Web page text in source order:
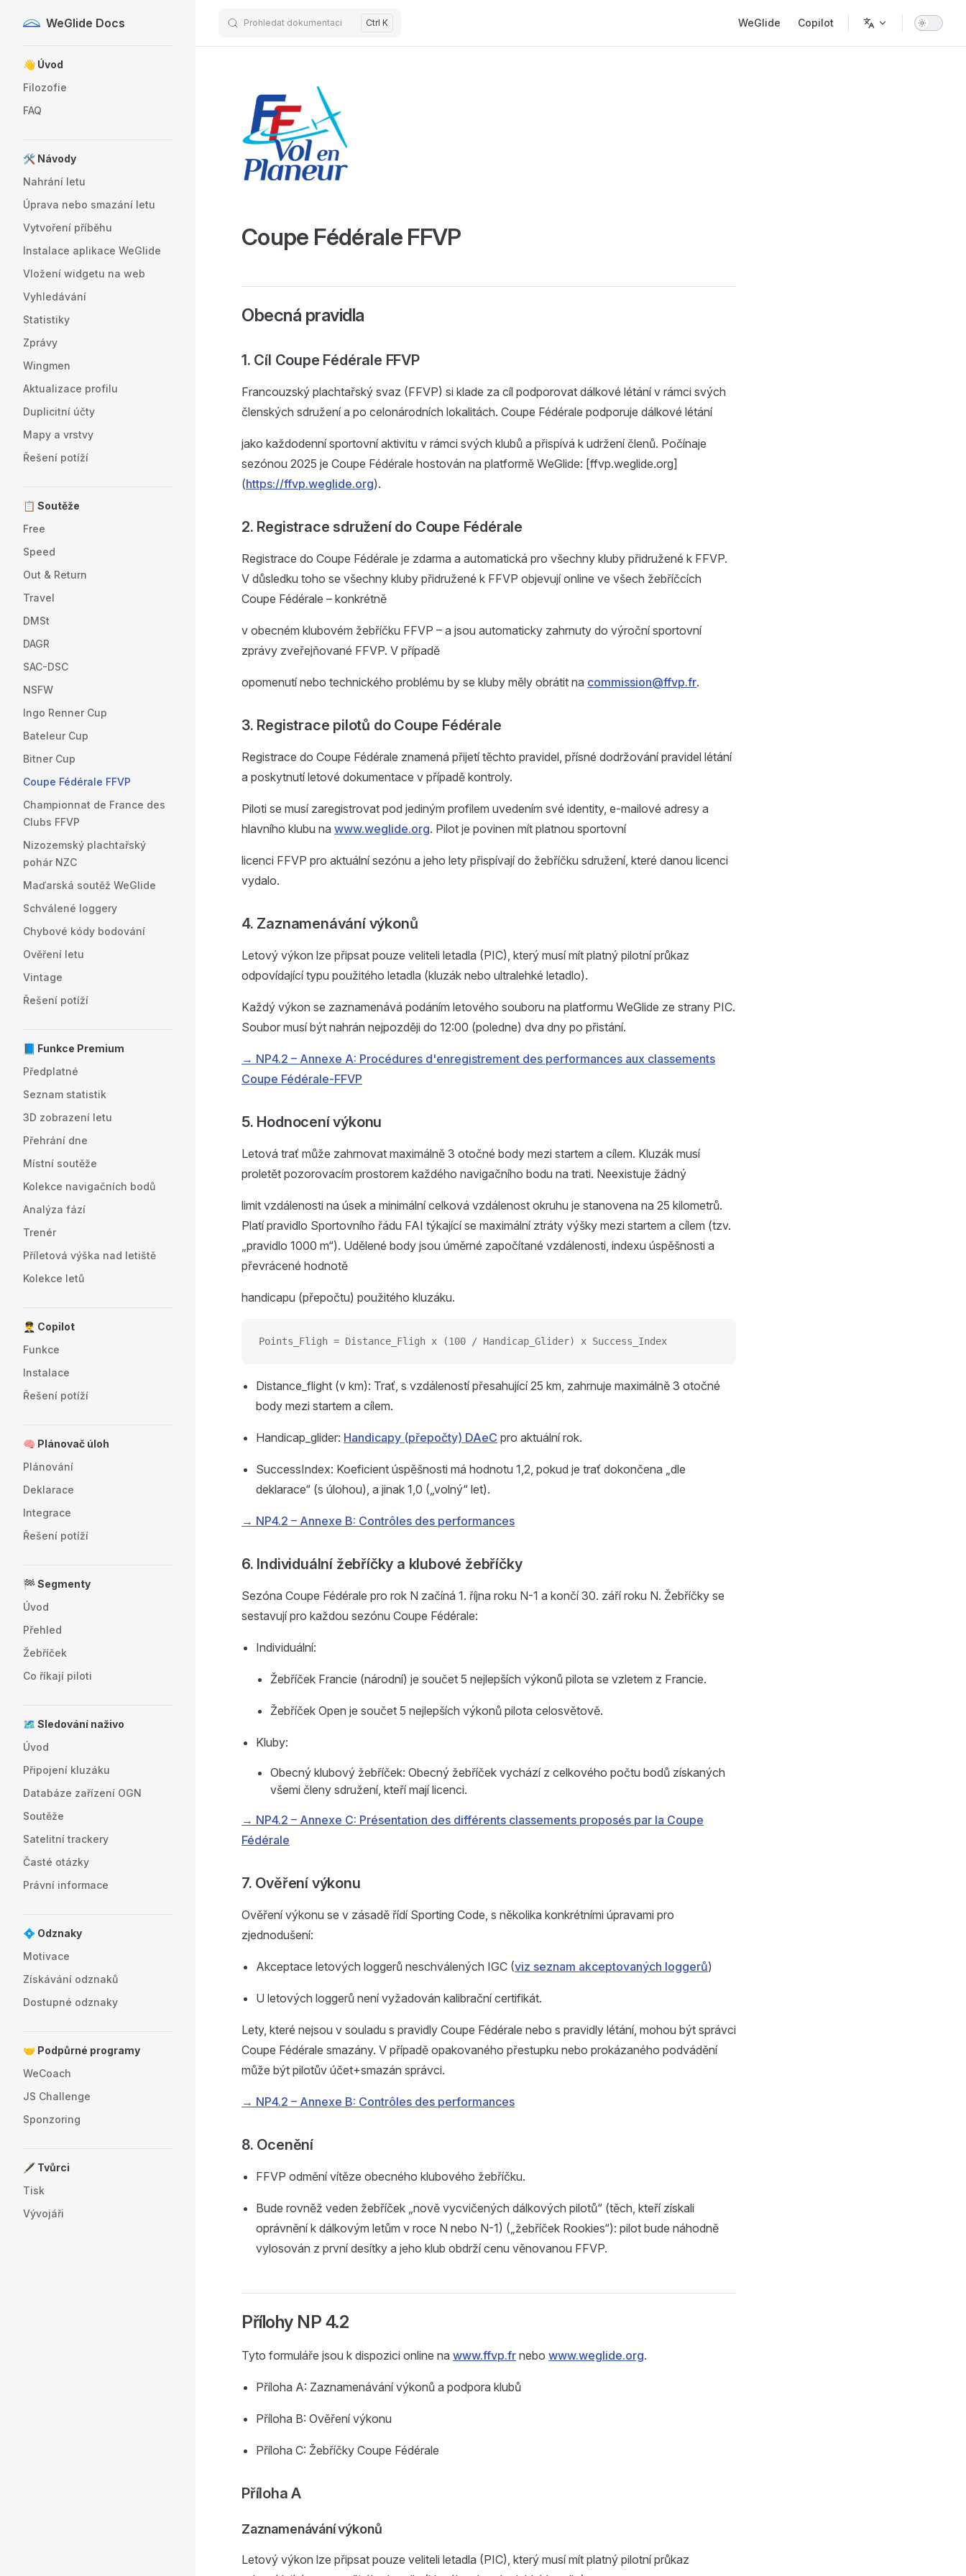
Skip to content
WeGlide Docs Prohledat dokumentaci Ctrl K WeGlide Copilot
Sidebar Navigation
👋 Úvod
Filozofie
FAQ
🛠️ Návody
Nahrání letu
Úprava nebo smazání letu
Vytvoření příběhu
Instalace aplikace WeGlide
Vložení widgetu na web
Vyhledávání
Statistiky
Zprávy
Wingmen
Aktualizace profilu
Duplicitní účty
Mapy a vrstvy
Řešení potíží
📋 Soutěže
Free
Speed
Out & Return
Travel
DMSt
DAGR
SAC-DSC
NSFW
Ingo Renner Cup
Bateleur Cup
Bitner Cup
Coupe Fédérale FFVP
Championnat de France des
Clubs FFVP
Nizozemský plachtařský
pohár NZC
Maďarská soutěž WeGlide
Schválené loggery
Chybové kódy bodování
Ověření letu
Vintage
Řešení potíží
📘 Funkce Premium
Předplatné
Seznam statistik
3D zobrazení letu
Přehrání dne
Místní soutěže
Kolekce navigačních bodů
Analýza fází
Trenér
Příletová výška nad letiště
Kolekce letů
👨‍✈️ Copilot
Funkce
Instalace
Řešení potíží
🧠 Plánovač úloh
Plánování
Deklarace
Integrace
Řešení potíží
🏁 Segmenty
Úvod
Přehled
Žebříček
Co říkají piloti
🗺️ Sledování naživo
Úvod
Připojení kluzáku
Databáze zařízení OGN
Soutěže
Satelitní trackery
Časté otázky
Právní informace
💠 Odznaky
Motivace
Získávání odznaků
Dostupné odznaky
🤝 Podpůrné programy
WeCoach
JS Challenge
Sponzoring
🖋️ Tvůrci
Tisk
Vývojáři
Coupe Fédérale FFVP
Obecná pravidla
1. Cíl Coupe Fédérale FFVP
Francouzský plachtařský svaz (FFVP) si klade za cíl podporovat dálkové létání v rámci svých
členských sdružení a po celonárodních lokalitách. Coupe Fédérale podporuje dálkové létání
jako každodenní sportovní aktivitu v rámci svých klubů a přispívá k udržení členů. Počínaje
sezónou 2025 je Coupe Fédérale hostován na platformě WeGlide: [ffvp.weglide.org]
(https://ffvp.weglide.org).
2. Registrace sdružení do Coupe Fédérale
Registrace do Coupe Fédérale je zdarma a automatická pro všechny kluby přidružené k FFVP.
V důsledku toho se všechny kluby přidružené k FFVP objevují online ve všech žebříčcích
Coupe Fédérale – konkrétně
v obecném klubovém žebříčku FFVP – a jsou automaticky zahrnuty do výroční sportovní
zprávy zveřejňované FFVP. V případě
opomenutí nebo technického problému by se kluby měly obrátit na commission@ffvp.fr.
3. Registrace pilotů do Coupe Fédérale
Registrace do Coupe Fédérale znamená přijetí těchto pravidel, přísné dodržování pravidel létání
a poskytnutí letové dokumentace v případě kontroly.
Piloti se musí zaregistrovat pod jediným profilem uvedením své identity, e-mailové adresy a
hlavního klubu na www.weglide.org. Pilot je povinen mít platnou sportovní
licenci FFVP pro aktuální sezónu a jeho lety přispívají do žebříčku sdružení, které danou licenci
vydalo.
4. Zaznamenávání výkonů
Letový výkon lze připsat pouze veliteli letadla (PIC), který musí mít platný pilotní průkaz
odpovídající typu použitého letadla (kluzák nebo ultralehké letadlo).
Každý výkon se zaznamenává podáním letového souboru na platformu WeGlide ze strany PIC.
Soubor musí být nahrán nejpozději do 12:00 (poledne) dva dny po přistání.
→ NP4.2 – Annexe A: Procédures d'enregistrement des performances aux classements
Coupe Fédérale-FFVP
5. Hodnocení výkonu
Letová trať může zahrnovat maximálně 3 otočné body mezi startem a cílem. Kluzák musí
proletět pozorovacím prostorem každého navigačního bodu na trati. Neexistuje žádný
limit vzdálenosti na úsek a minimální celková vzdálenost okruhu je stanovena na 25 kilometrů.
Platí pravidlo Sportovního řádu FAI týkající se maximální ztráty výšky mezi startem a cílem (tzv.
„pravidlo 1000 m“). Udělené body jsou úměrné započítané vzdálenosti, indexu úspěšnosti a
převrácené hodnotě
handicapu (přepočtu) použitého kluzáku.
Points_Fligh = Distance_Fligh x (100 / Handicap_Glider) x Success_Index
Distance_flight (v km): Trať, s vzdáleností přesahující 25 km, zahrnuje maximálně 3 otočné
body mezi startem a cílem.
Handicap_glider: Handicapy (přepočty) DAeC pro aktuální rok.
SuccessIndex: Koeficient úspěšnosti má hodnotu 1,2, pokud je trať dokončena „dle
deklarace“ (s úlohou), a jinak 1,0 („volný“ let).
→ NP4.2 – Annexe B: Contrôles des performances
6. Individuální žebříčky a klubové žebříčky
Sezóna Coupe Fédérale pro rok N začíná 1. října roku N-1 a končí 30. září roku N. Žebříčky se
sestavují pro každou sezónu Coupe Fédérale:
Individuální:
Žebříček Francie (národní) je součet 5 nejlepších výkonů pilota se vzletem z Francie.
Žebříček Open je součet 5 nejlepších výkonů pilota celosvětově.
Kluby:
Obecný klubový žebříček: Obecný žebříček vychází z celkového počtu bodů získaných
všemi členy sdružení, kteří mají licenci.
→ NP4.2 – Annexe C: Présentation des différents classements proposés par la Coupe
Fédérale
7. Ověření výkonu
Ověření výkonu se v zásadě řídí Sporting Code, s několika konkrétními úpravami pro
zjednodušení:
Akceptace letových loggerů neschválených IGC (viz seznam akceptovaných loggerů)
U letových loggerů není vyžadován kalibrační certifikát.
Lety, které nejsou v souladu s pravidly Coupe Fédérale nebo s pravidly létání, mohou být správci
Coupe Fédérale smazány. V případě opakovaného přestupku nebo prokázaného podvádění
může být pilotův účet+smazán správci.
→ NP4.2 – Annexe B: Contrôles des performances
8. Ocenění
FFVP odmění vítěze obecného klubového žebříčku.
Bude rovněž veden žebříček „nově vycvičených dálkových pilotů“ (těch, kteří získali
oprávnění k dálkovým letům v roce N nebo N-1) („žebříček Rookies“): pilot bude náhodně
vylosován z první desítky a jeho klub obdrží cenu věnovanou FFVP.
Přílohy NP 4.2
Tyto formuláře jsou k dispozici online na www.ffvp.fr nebo www.weglide.org.
Příloha A: Zaznamenávání výkonů a podpora klubů
Příloha B: Ověření výkonu
Příloha C: Žebříčky Coupe Fédérale
Příloha A
Zaznamenávání výkonů
Letový výkon lze připsat pouze veliteli letadla (PIC), který musí mít platný pilotní průkaz